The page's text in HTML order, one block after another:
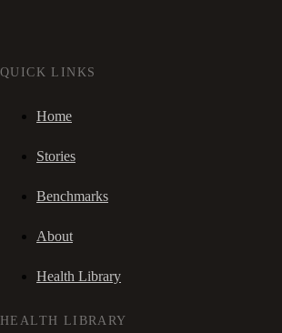
QUICK LINKS
Home
Stories
Benchmarks
About
Health Library
HEALTH LIBRARY